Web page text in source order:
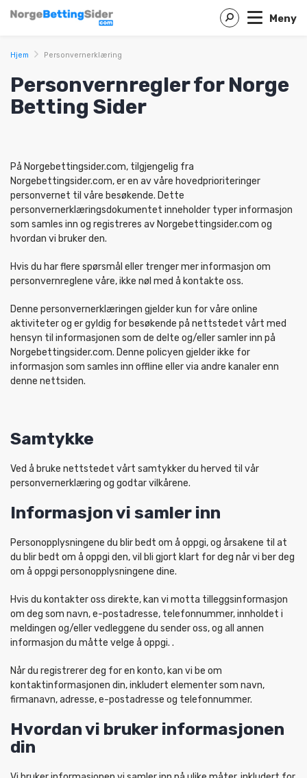
Meny
Hjem Personvernerklæring
Personvernregler for Norge
Betting Sider
På Norgebettingsider.com, tilgjengelig fra
Norgebettingsider.com, er en av våre hovedprioriteringer
personvernet til våre besøkende. Dette
personvernerklæringsdokumentet inneholder typer informasjon
som samles inn og registreres av Norgebettingsider.com og
hvordan vi bruker den.
Hvis du har flere spørsmål eller trenger mer informasjon om
personvernreglene våre, ikke nøl med å kontakte oss.
Denne personvernerklæringen gjelder kun for våre online
aktiviteter og er gyldig for besøkende på nettstedet vårt med
hensyn til informasjonen som de delte og/eller samler inn på
Norgebettingsider.com. Denne policyen gjelder ikke for
informasjon som samles inn offline eller via andre kanaler enn
denne nettsiden.
Samtykke
Ved å bruke nettstedet vårt samtykker du herved til vår
personvernerklæring og godtar vilkårene.
Informasjon vi samler inn
Personopplysningene du blir bedt om å oppgi, og årsakene til at
du blir bedt om å oppgi den, vil bli gjort klart for deg når vi ber deg
om å oppgi personopplysningene dine.
Hvis du kontakter oss direkte, kan vi motta tilleggsinformasjon
om deg som navn, e-postadresse, telefonnummer, innholdet i
meldingen og/eller vedleggene du sender oss, og all annen
informasjon du måtte velge å oppgi. .
Når du registrerer deg for en konto, kan vi be om
kontaktinformasjonen din, inkludert elementer som navn,
firmanavn, adresse, e-postadresse og telefonnummer.
Hvordan vi bruker informasjonen
din